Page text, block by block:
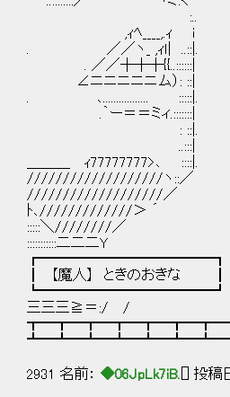
:.. 周囲の制止を振
,ｨﾍ____,.ｨ i
. ／／ヽ_ ,ｨｌ| ..::|. 封印
. ／／┼┼┼{{..::::::|
∠ニニニニニム）: ::|
. ､................. :::::|. これ
.｀ー＝＝ミィ.:::::::|
: ::|. 雅音さんを
..:::|
＿＿＿ ｨ77777777>､ ::::|.
///////////////////ヽ::／
///////////////////／
ﾄ､/////////////＞ ´
:::::＼////////／
:::::::::::二二二Y
┏━━━━━━━━━━━━┓
┃ 【魔人】 ときのおきな ┃
┗━━━━━━━━━━━━┛
三三三≧＝:/ /
2931 名前： ◆06JpLk7iB. [] 投稿